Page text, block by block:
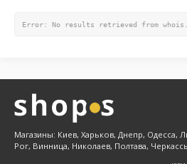
Error: No results retrieved from
Магазины: Киев, Харьков, Днепр, Одесса,
Рог, Винница, Николаев, Полтава,